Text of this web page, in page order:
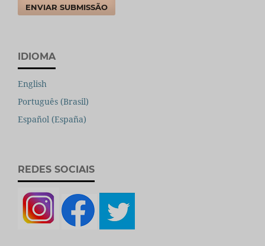
ENVIAR SUBMISSÃO
IDIOMA
English
Português (Brasil)
Español (España)
REDES SOCIAIS